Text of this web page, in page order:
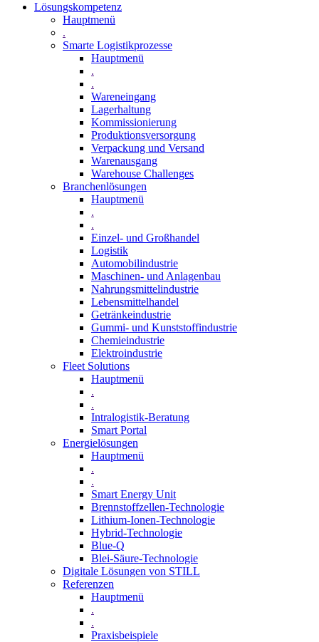
Lösungskompetenz
Hauptmenü
.
Smarte Logistikprozesse
Hauptmenü
.
.
Wareneingang
Lagerhaltung
Kommissionierung
Produktionsversorgung
Verpackung und Versand
Warenausgang
Warehouse Challenges
Branchenlösungen
Hauptmenü
.
.
Einzel- und Großhandel
Logistik
Automobilindustrie
Maschinen- und Anlagenbau
Nahrungsmittelindustrie
Lebensmittelhandel
Getränkeindustrie
Gummi­- und Kunststoffindustrie
Chemieindustrie
Elektroindustrie
Fleet Solutions
Hauptmenü
.
.
Intralogistik-Beratung
Smart Portal
Energielösungen
Hauptmenü
.
.
Smart Energy Unit
Brennstoffzellen-Technologie
Lithium-Ionen-Technologie
Hybrid-Technologie
Blue-Q
Blei-Säure-Technologie
Digitale Lösungen von STILL
Referenzen
Hauptmenü
.
.
Praxisbeispiele